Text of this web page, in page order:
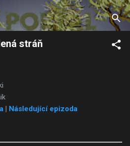
na hlavní obsah
stráň
| Následující epizoda